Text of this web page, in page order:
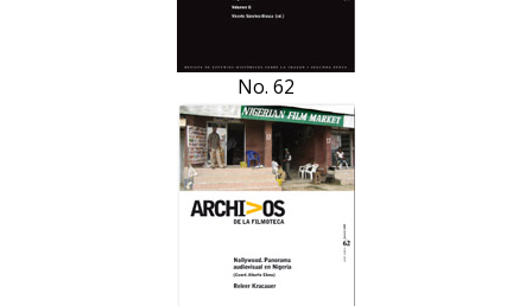
No. 62